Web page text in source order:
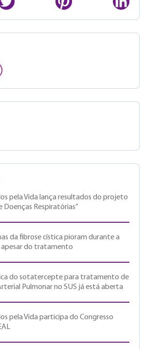
pela Vida lança resultados do projeto
Doenças Respiratórias”
da fibrose cística pioram durante a
apesar do tratamento
do sotatercepte para tratamento de
Pulmonar no SUS já está aberta
pela Vida participa do Congresso